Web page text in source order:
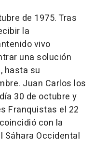
de 1975. Tras
la
vivo
una solución
hasta su
Juan Carlos los
30 de octubre y
Franquistas el 22
con la
Sáhara Occidental